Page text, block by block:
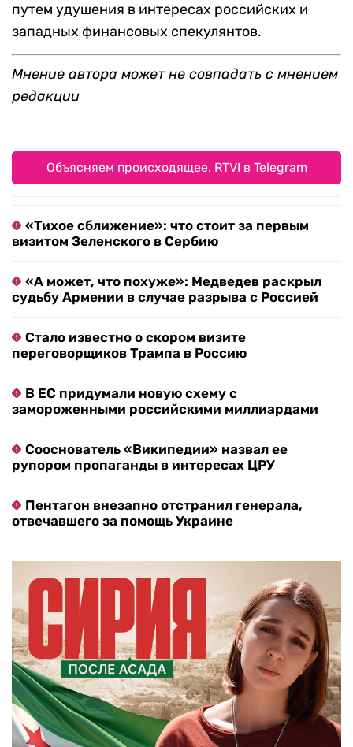
путем удушения в интересах российских и
западных финансовых спекулянтов.
Мнение автора может не совпадать с мнением
редакции
Объясняем происходящее. RTVI в Telegram
«Тихое сближение»: что стоит за первым
визитом Зеленского в Сербию
«А может, что похуже»: Медведев раскрыл
судьбу Армении в случае разрыва с Россией
Стало известно о скором визите
переговорщиков Трампа в Россию
В ЕС придумали новую схему с
замороженными российскими миллиардами
Сооснователь «Википедии» назвал ее
рупором пропаганды в интересах ЦРУ
Пентагон внезапно отстранил генерала,
отвечавшего за помощь Украине